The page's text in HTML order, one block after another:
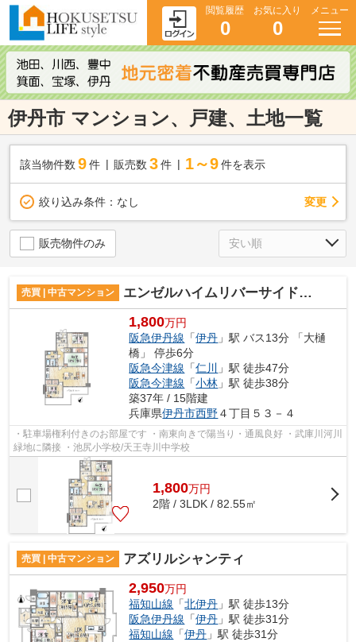
閲覧履歴
0
お気に入り
0
メニュー
伊丹市 マンション、戸建、土地一覧
該当物件数 9件 販売数 3 件 1～9 件を表示
絞り込み条件： なし 変更
販売物件のみ
売買 | 中古マンション エンゼルハイムリバーサイド武庫川
1,800万円
阪急伊丹線 「伊丹 」駅 バス13分 「大樋
橋」 停歩6分
阪急今津線 「仁川 」駅 徒歩47分
阪急今津線 「小林 」駅 徒歩38分
築37年 / 15階建
兵庫県伊丹市西野４丁目５３－４
・駐車場権利付きのお部屋です ・南東向きで陽当り・通風良好 ・武庫川河川
緑地に隣接 ・池尻小学校/天王寺川中学校
1,800万円
2階 / 3LDK / 82.55㎡
売買 | 中古マンション アズリルシャンティ
2,950万円
福知山線 「北伊丹 」駅 徒歩13分
阪急伊丹線 「伊丹 」駅 徒歩31分
福知山線 「伊丹 」駅 徒歩31分